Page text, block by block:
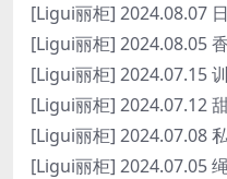
[Ligui丽柜] 2024.08.07
[Ligui丽柜] 2024.08.05
[Ligui丽柜] 2024.07.15
[Ligui丽柜] 2024.07.12
[Ligui丽柜] 2024.07.08
[Ligui丽柜] 2024.07.05